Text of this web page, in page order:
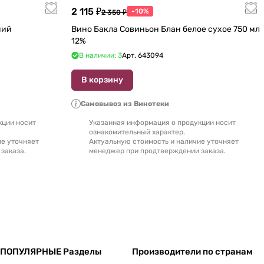
носит
уточняет
2 115 ₽2 350 ₽ -10%
Вино Бакла Совиньон Блан белое сухое 750 мл
12%
В наличии: 3Арт. 643094
В корзину
Самовывоз из Винотеки
Указанная информация о продукции носит
ознакомительный характер.
Актуальную стоимость и наличие уточняет
менеджер при продтверждении заказа.
ПОПУЛЯРНЫЕ Разделы Производители по странам